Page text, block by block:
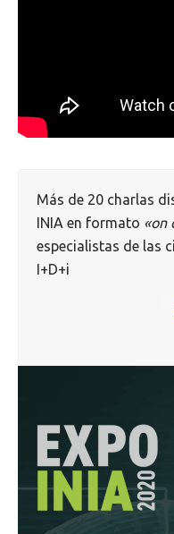
Más de 20 charlas
INIA en formato «on
especialistas de las
I+D+i